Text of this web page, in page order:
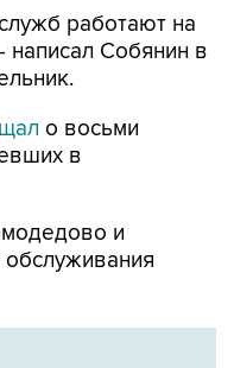
работают на
написал Собянин в
о восьми
в
и